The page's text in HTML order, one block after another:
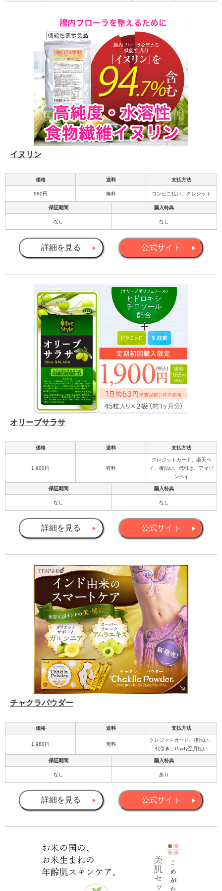
イヌリン
価格 送料 支払方法
980円 無料 コンビニ払い、クレジット
保証期間 購入特典
なし なし
詳細を見る 公式サイト
オリーブサラサ
価格 送料 支払方法
1,900円 有料
クレジットカード、楽天ペ
イ、後払い、代引き、アマゾ
ンペイ
保証期間 購入特典
なし なし
詳細を見る 公式サイト
チャクラパウダー
価格 送料 支払方法
1,980円 無料
クレジットカード、後払い、
代引き、Paidy翌月払い
保証期間 購入特典
なし あり
詳細を見る 公式サイト